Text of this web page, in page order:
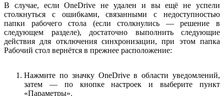
В случае, если OneDrive не удален и вы ещё не успели
столкнуться с ошибками, связанными с недоступностью
папки рабочего стола (если столкнулись — решение в
следующем разделе), достаточно выполнить следующие
действия для отключения синхронизации, при этом папка
Рабочий стол вернётся в прежнее расположение:
Нажмите по значку OneDrive в области уведомлений,
затем — по кнопке настроек и выберите пункт
«Параметры».